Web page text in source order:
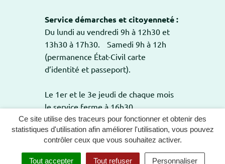
Ce site utilise des traceurs pour fonctionner et obtenir des
statistiques d'utilisation afin améliorer l'utilisation, vous pouvez
contrôler ceux que vous souhaitez activer.
Tout accepter Tout refuser Personnaliser
Service démarches et citoyenneté :
Du lundi au vendredi 9h à 12h30 et
13h30 à 17h30. Samedi 9h à 12h
(permanence État-Civil carte
d’identité et passeport).
Le 1er et le 3e jeudi de chaque mois
le service ferme à 16h30.
GESTION DES COOKIES
PLAN DU SITE